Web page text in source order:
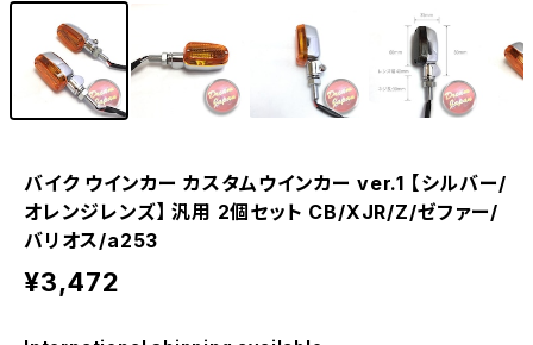
バイク ウインカー カスタムウインカー ver.1 【シルバー/
オレンジレンズ】 汎用 2個セット CB/XJR/Z/ゼファー/
バリオス/a253
¥3,472